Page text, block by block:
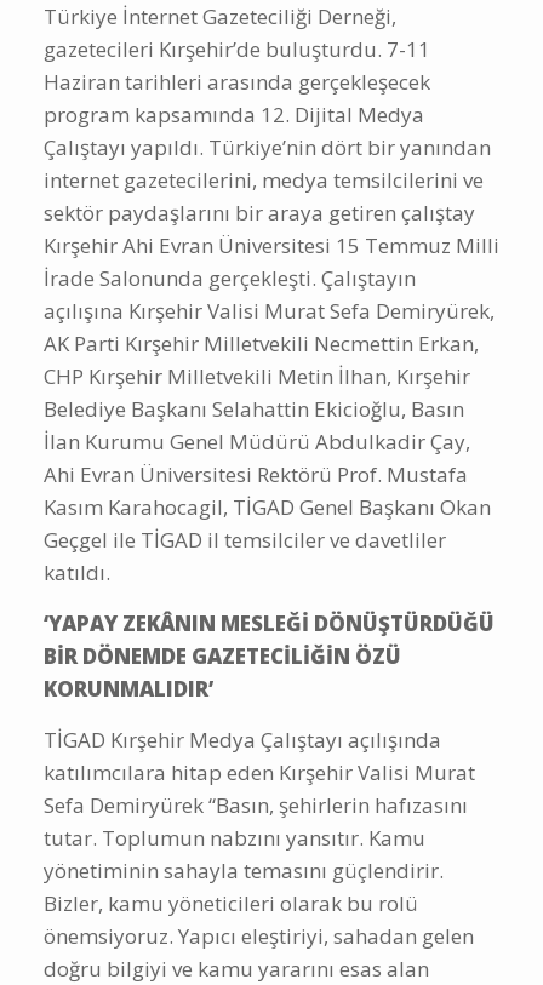
Türkiye İnternet Gazeteciliği Derneği,
gazetecileri Kırşehir’de buluşturdu. 7-11
Haziran tarihleri arasında gerçekleşecek
program kapsamında 12. Dijital Medya
Çalıştayı yapıldı. Türkiye’nin dört bir yanından
internet gazetecilerini, medya temsilcilerini ve
sektör paydaşlarını bir araya getiren çalıştay
Kırşehir Ahi Evran Üniversitesi 15 Temmuz Milli
İrade Salonunda gerçekleşti. Çalıştayın
açılışına Kırşehir Valisi Murat Sefa Demiryürek,
AK Parti Kırşehir Milletvekili Necmettin Erkan,
CHP Kırşehir Milletvekili Metin İlhan, Kırşehir
Belediye Başkanı Selahattin Ekicioğlu, Basın
İlan Kurumu Genel Müdürü Abdulkadir Çay,
Ahi Evran Üniversitesi Rektörü Prof. Mustafa
Kasım Karahocagil, TİGAD Genel Başkanı Okan
Geçgel ile TİGAD il temsilciler ve davetliler
katıldı.
‘YAPAY ZEKÂNIN MESLEĞİ DÖNÜŞTÜRDÜĞÜ
BİR DÖNEMDE GAZETECİLİĞİN ÖZÜ
KORUNMALIDIR’
TİGAD Kırşehir Medya Çalıştayı açılışında
katılımcılara hitap eden Kırşehir Valisi Murat
Sefa Demiryürek “Basın, şehirlerin hafızasını
tutar. Toplumun nabzını yansıtır. Kamu
yönetiminin sahayla temasını güçlendirir.
Bizler, kamu yöneticileri olarak bu rolü
önemsiyoruz. Yapıcı eleştiriyi, sahadan gelen
doğru bilgiyi ve kamu yararını esas alan